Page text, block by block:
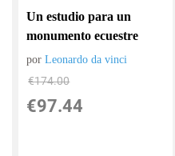
Un estudio para un
monumento ecuestre
porLeonardo da vinci
€174.00
€97.44